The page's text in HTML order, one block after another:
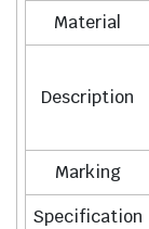
Material
Description
Marking
Specification